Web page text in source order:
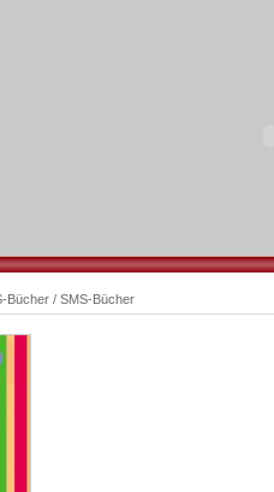
Bücher / SMS-Bücher